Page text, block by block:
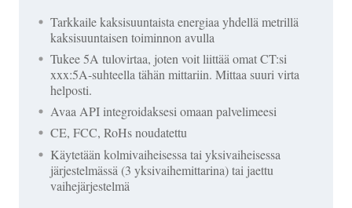
Tarkkaile kaksisuuntaista energiaa yhdellä metrillä
kaksisuuntaisen toiminnon avulla
Tukee 5A tulovirtaa, joten voit liittää omat CT:si
xxx:5A-suhteella tähän mittariin. Mittaa suuri virta
helposti.
Avaa API integroidaksesi omaan palvelimeesi
CE, FCC, RoHs noudatettu
Käytetään kolmivaiheisessa tai yksivaiheisessa
järjestelmässä (3 yksivaihemittarina) tai jaettu
vaihejärjestelmä